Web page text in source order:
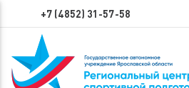
+7 (4852) 31-57-58